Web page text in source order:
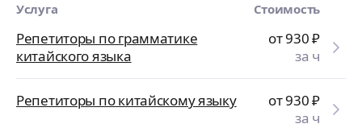
Услуга Стоимость
Репетиторы по грамматике
китайского языка
от 930₽
за ч
Репетиторы по китайскому языку от 930₽
за ч